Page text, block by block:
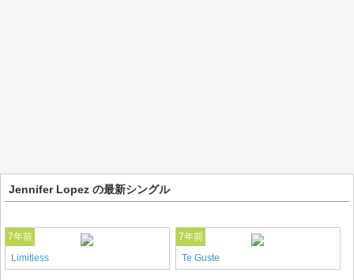
Jennifer Lopez の最新シングル
7年前
Limitless
7年前
Te Guste